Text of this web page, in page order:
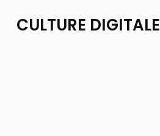
CULTURE DIGITALE